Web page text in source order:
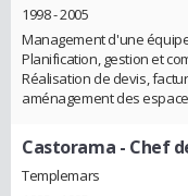
1998 - 2005
Management d'une
Planification, gestion et
Réalisation de devis,
aménagement des
Castorama - Chef
Templemars